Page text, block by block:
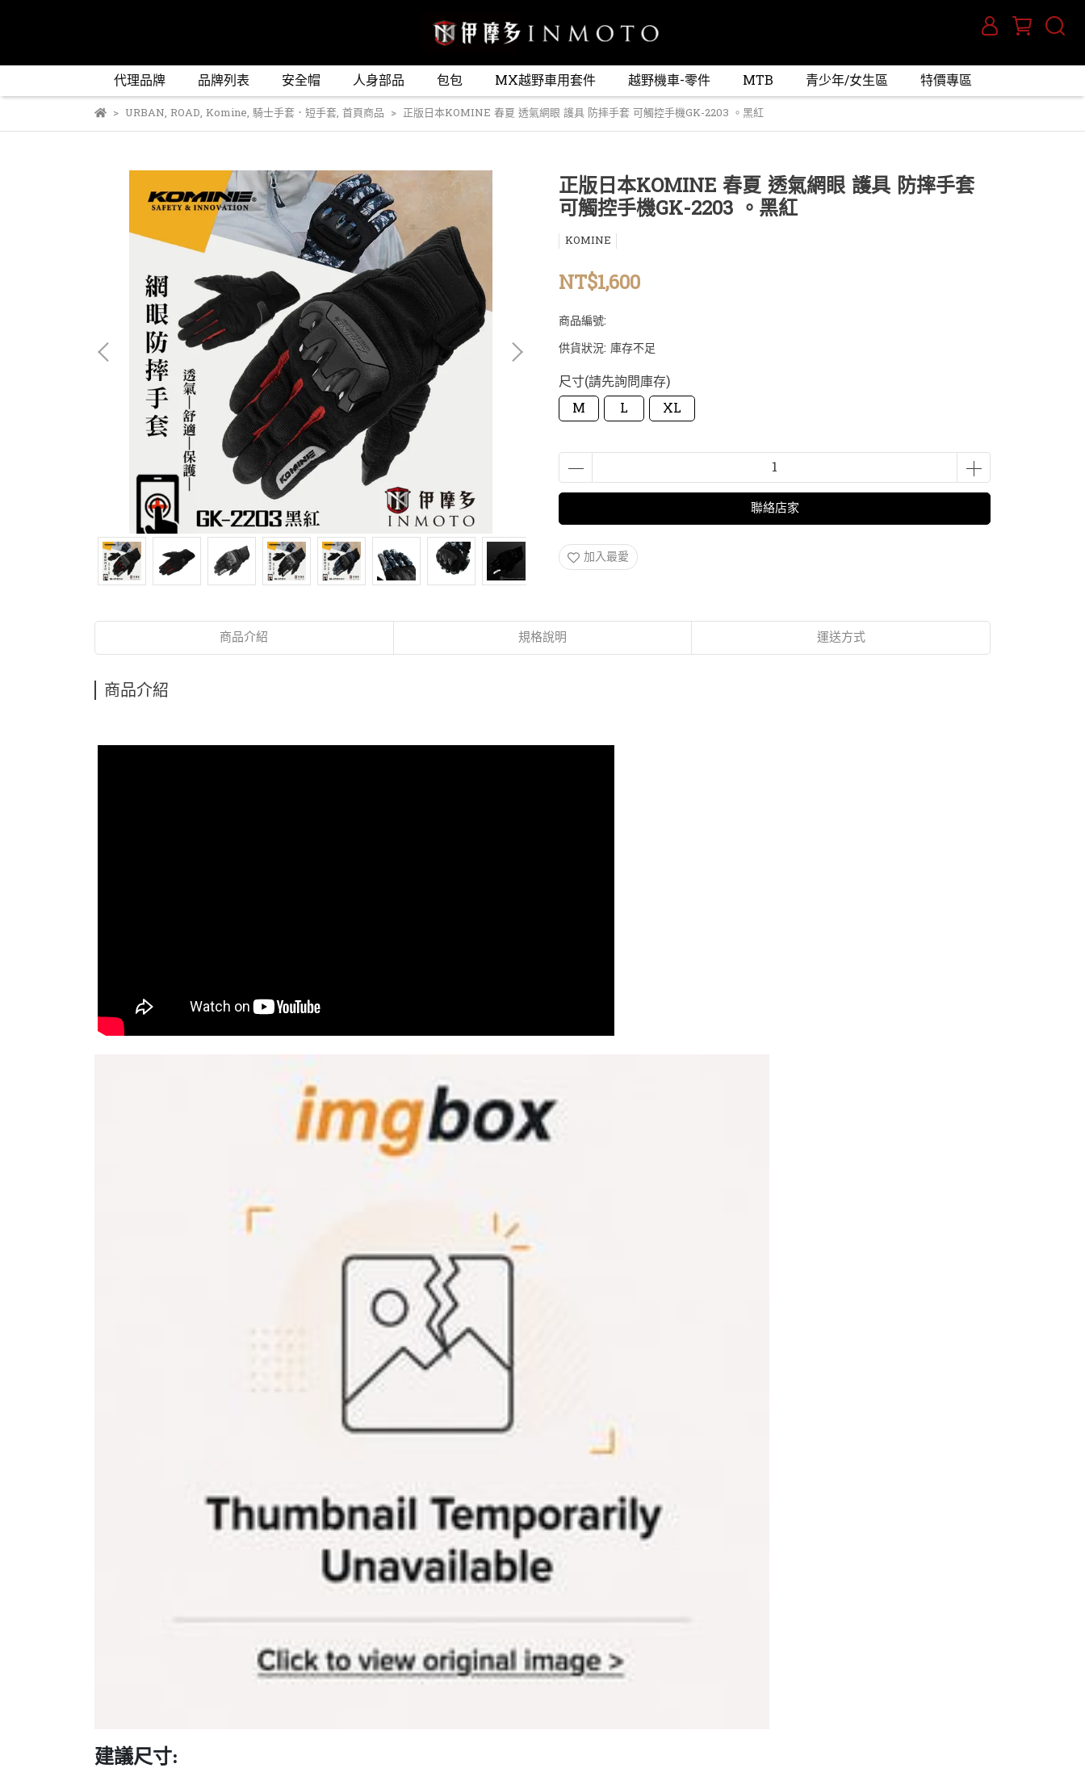
代理品牌 品牌列表 安全帽 人身部品 包包 MX越野車用套件 越野機車-零件 MTB 青少年/女生區 特價專區
URBAN, ROAD, Komine, 騎士手套．短手套, 首頁商品 正版日本KOMINE 春夏 透氣網眼 護具 防摔手套 可觸控手機GK-2203 。黑紅
正版日本KOMINE 春夏 透氣網眼 護具 防摔手套
可觸控手機GK-2203 。黑紅
KOMINE
NT$1,600
商品編號:
供貨狀況: 庫存不足
尺寸(請先詢問庫存)
M
L XL
聯絡店家
加入最愛
商品介紹 規格說明 運送方式
商品介紹
建議尺寸: